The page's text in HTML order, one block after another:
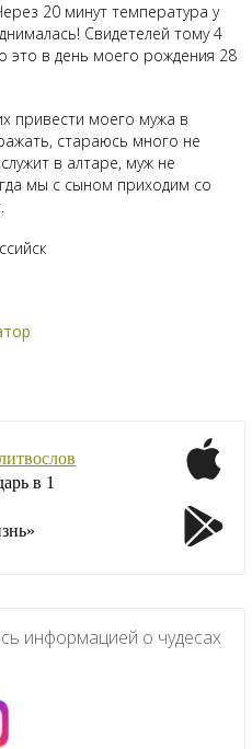
20 минут температура у
Свидетелей тому 4
это в день моего рождения 28
привести моего мужа в
стараюсь много не
в алтаре, муж не
мы с сыном приходим со
в 1
информацией о чудесах